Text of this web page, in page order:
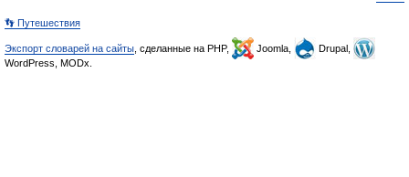
👣 Путешествия
Экспорт словарей на сайты , сделанные на PHP, Joomla,
Drupal,
WordPress, MODx.